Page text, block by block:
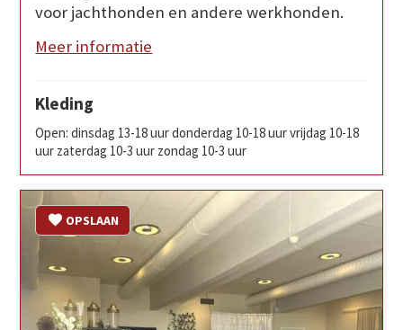
voor jachthonden en andere werkhonden.
Meer informatie
Kleding
Open: dinsdag 13-18 uur donderdag 10-18 uur vrijdag 10-18
uur zaterdag 10-3 uur zondag 10-3 uur
OPSLAAN